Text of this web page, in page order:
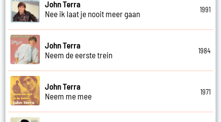
John Terra
Nee ik laat je nooit meer gaan
1991
John Terra
Neem de eerste trein
1984
John Terra
Neem me mee
1971